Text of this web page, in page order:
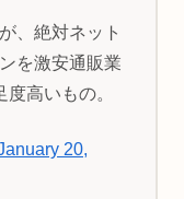
、絶対ネット
を激安通販業
高いもの。
20,